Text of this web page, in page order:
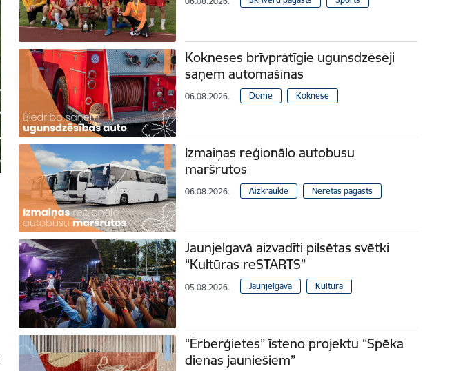
Kokneses brīvprātīgie ugunsdzēsēji
saņem automašīnas
06.08.2026. Dome Koknese
Izmaiņas reģionālo autobusu
maršrutos
06.08.2026. Aizkraukle Neretas pagasts
Jaunjelgavā aizvadīti pilsētas svētki
“Kultūras reSTARTS”
05.08.2026. Jaunjelgava Kultūra
“Ērberģietes” īsteno projektu “Spēka
dienas jauniešiem”